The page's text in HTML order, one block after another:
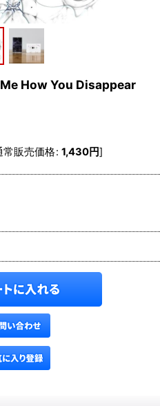
How You Disappear
常販売価格: 1,430円]